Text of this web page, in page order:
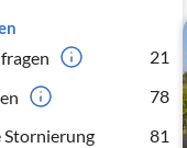
21
78
81